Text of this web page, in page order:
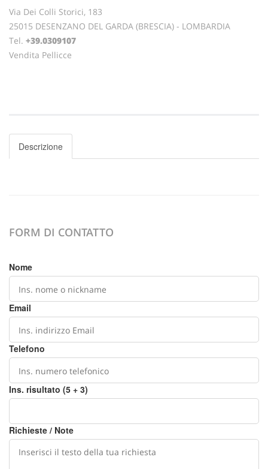
Via Dei Colli Storici, 183
25015 DESENZANO DEL GARDA (BRESCIA) - LOMBARDIA
Tel. +39.0309107
Vendita Pellicce
Descrizione
FORM DI CONTATTO
Nome
Email
Telefono
Ins. risultato (5 + 3)
Richieste / Note